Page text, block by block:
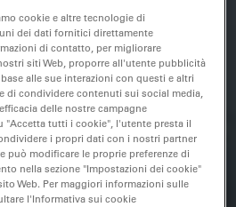
cookie e altre tecnologie di
dei dati fornitici direttamente
di contatto, per migliorare
siti Web, proporre all'utente pubblicità
alle sue interazioni con questi e altri
di condividere contenuti sui social media,
delle nostre campagne
"Accetta tutti i cookie", l'utente presta il
i propri dati con i nostri partner
modificare le proprie preferenze di
nella sezione "Impostazioni dei cookie"
Web. Per maggiori informazioni sulle
l'Informativa sui cookie